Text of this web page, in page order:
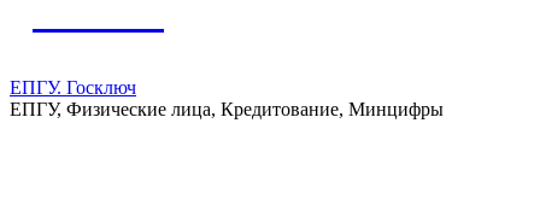
ЕПГУ. Госключ
ЕПГУ, Физические лица, Кредитование, Минцифры